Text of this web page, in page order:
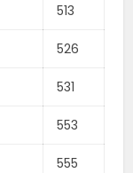
513
526
531
553
555